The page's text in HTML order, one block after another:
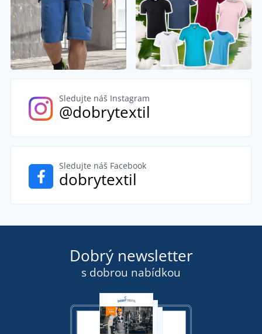
Sledujte náš Instagram
@dobrytextil
Sledujte náš Facebook
dobrytextil
Dobrý newsletter
s dobrou nabídkou